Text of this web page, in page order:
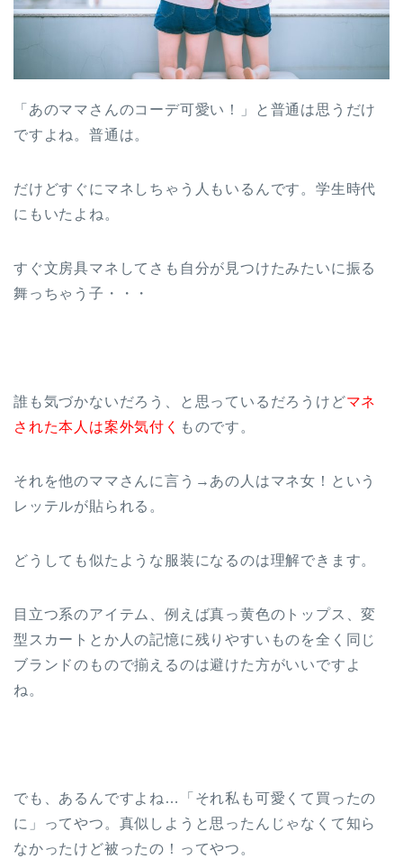
「あのママさんのコーデ可愛い！」と普通は思うだけ
ですよね。普通は。
だけどすぐにマネしちゃう人もいるんです。学生時代
にもいたよね。
すぐ文房具マネしてさも自分が見つけたみたいに振る
舞っちゃう子・・・
誰も気づかないだろう、と思っているだろうけどマネ
された本人は案外気付く ものです。
それを他のママさんに言う→あの人はマネ女！という
レッテルが貼られる。
どうしても似たような服装になるのは理解できます。
目立つ系のアイテム、例えば真っ黄色のトップス、変
型スカートとか人の記憶に残りやすいものを全く同じ
ブランドのもので揃えるのは避けた方がいいですよ
ね。
でも、あるんですよね…「それ私も可愛くて買ったの
に」ってやつ。真似しようと思ったんじゃなくて知ら
なかったけど被ったの！ってやつ。